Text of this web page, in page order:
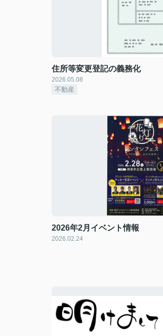
住所等変更登記の義務化
2026.05.08
不動産
2026年2月イベント情報
2026.02.24